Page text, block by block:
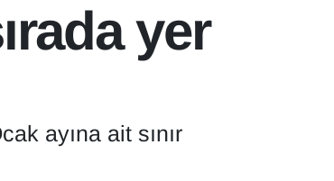
yer
ayına ait sınır